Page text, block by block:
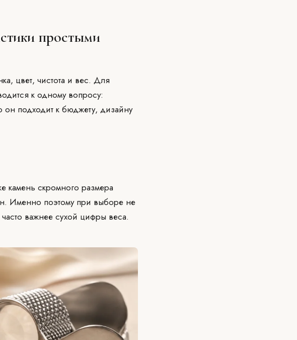
простыми
цвет, чистота и вес. Для
к одному вопросу:
он подходит к бюджету, дизайну
камень скромного размера
Именно поэтому при выборе не
часто важнее сухой цифры веса.